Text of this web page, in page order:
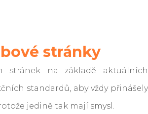
stránky
stránek na základě aktuálních
standardů, aby vždy přinášely
jedině tak mají smysl.